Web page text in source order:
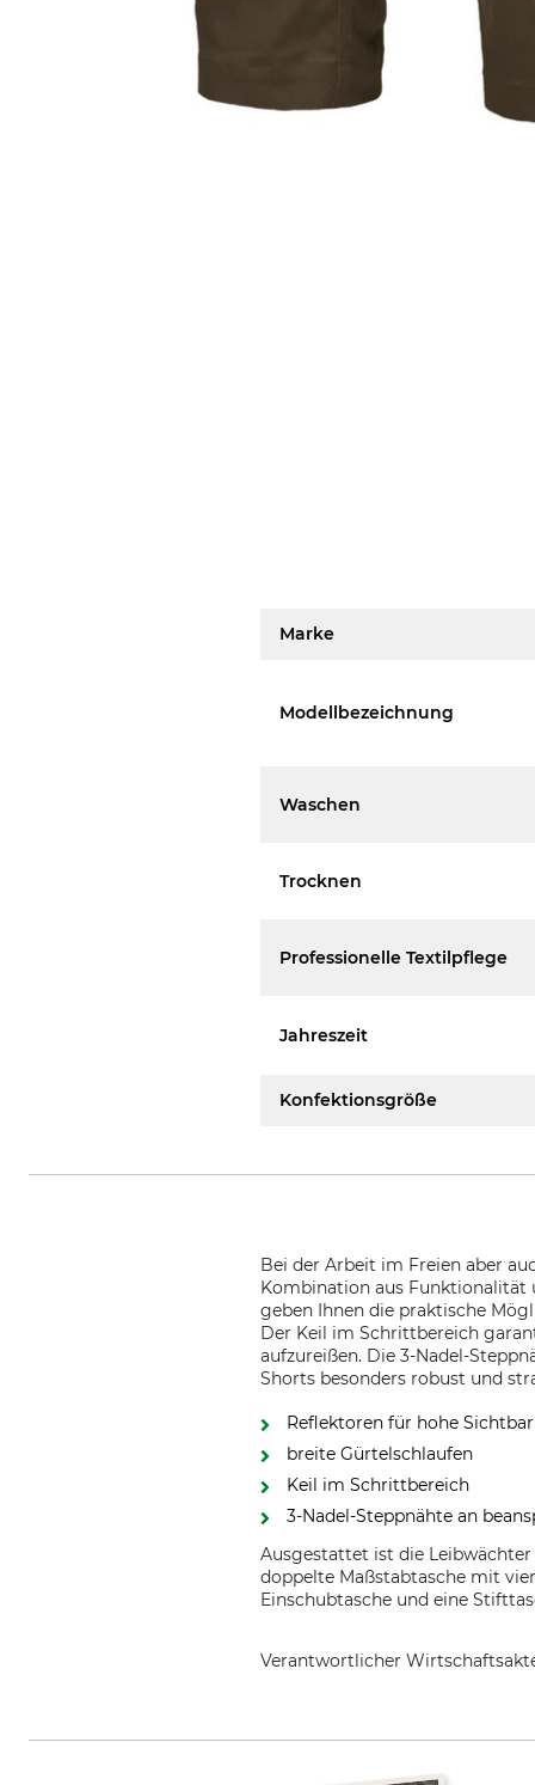
Marke
Modellbezeichnung
Waschen
Trocknen
Professionelle Textilpflege
Jahreszeit
Konfektionsgröße
Bei der Arbeit im Freien aber
Kombination aus Funktionalität
geben Ihnen die praktische
Der Keil im Schrittbereich
aufzureißen. Die 3-Nadel-
Shorts besonders robust und
Reflektoren für hohe
breite Gürtelschlaufen
Keil im Schrittbereich
3-Nadel-Steppnähte an
Ausgestattet ist die
doppelte Maßstabtasche mit
Einschubtasche und eine
Verantwortlicher